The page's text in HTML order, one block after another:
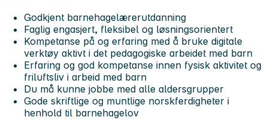
Godkjent barnehagelærerutdanning
Faglig engasjert, fleksibel og løsningsorientert
Kompetanse på og erfaring med å bruke digitale
verktøy aktivt i det pedagogiske arbeidet med barn
Erfaring og god kompetanse innen fysisk aktivitet og
friluftsliv i arbeid med barn
Du må kunne jobbe med alle aldersgrupper
Gode skriftlige og muntlige norskferdigheter i
henhold til barnehagelov